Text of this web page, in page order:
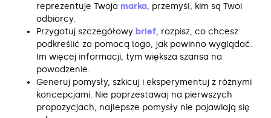
reprezentuje Twoja marka, przemyśl, kim są Twoi
odbiorcy.
Przygotuj szczegółowy brief, rozpisz, co chcesz
podkreślić za pomocą logo, jak powinno wyglądać.
Im więcej informacji, tym większa szansa na
powodzenie.
Generuj pomysły, szkicuj i eksperymentuj z różnymi
koncepcjami. Nie poprzestawaj na pierwszych
propozycjach, najlepsze pomysły nie pojawiają się